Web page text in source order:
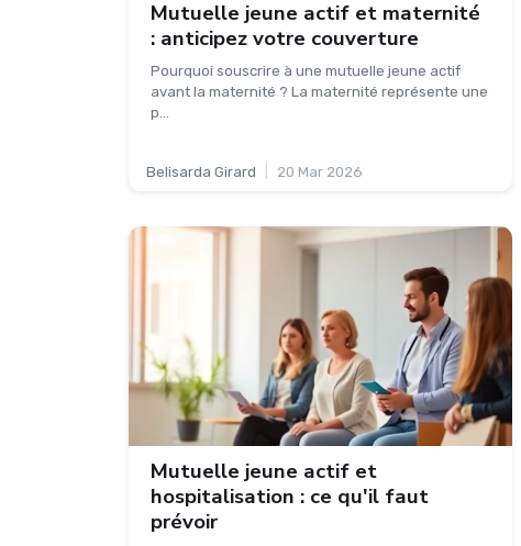
Mutuelle jeune actif et maternité
: anticipez votre couverture
Pourquoi souscrire à une mutuelle jeune actif
avant la maternité ? La maternité représente une
p...
Belisarda Girard 20 Mar 2026
Mutuelle jeune actif et
hospitalisation : ce qu'il faut
prévoir